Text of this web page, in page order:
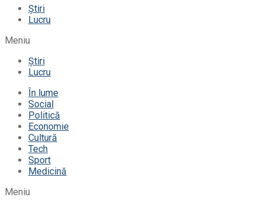
Știri
Lucru
Meniu
Știri
Lucru
În lume
Social
Politică
Economie
Cultură
Tech
Sport
Medicină
Meniu